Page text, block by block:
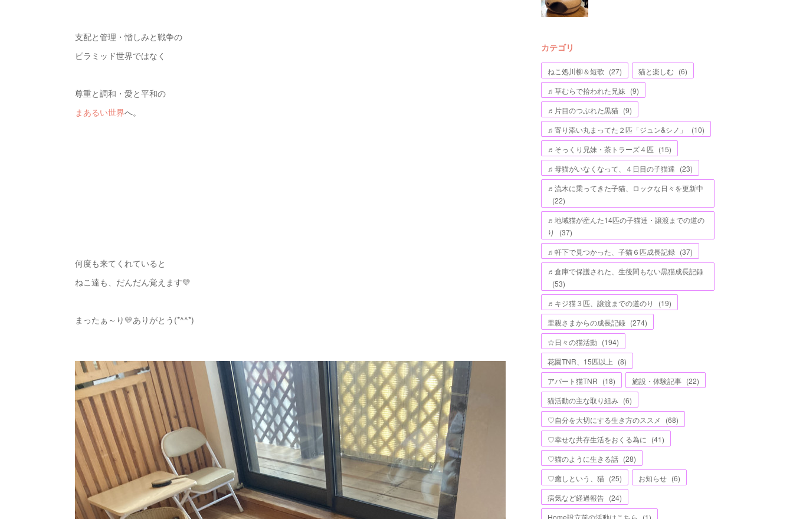
支配と管理・憎しみと戦争の
ピラミッド世界ではなく
尊重と調和・愛と平和の
まあるい世界へ。
何度も来てくれていると
ねこ達も、だんだん覚えます💛
まったぁ～り💛ありがとう(*^^*)
カテゴリ
ねこ処川柳＆短歌 (27) 猫と楽しむ (6)
♬草むらで拾われた兄妹 (9)
♬片目のつぶれた黒猫 (9)
♬寄り添い丸まってた２匹「ジュン&シノ」
(10)
♬そっくり兄妹・茶トラーズ４匹 (15)
♬母猫がいなくなって、４日目の子猫達 (23)
♬流木に乗ってきた子猫、ロックな日々を更新中
(22)
♬地域猫が産んた14匹の子猫達・譲渡までの道の
り
(37)
♬軒下で見つかった、子猫６匹成長記録 (37)
♬倉庫で保護された、生後間もない黒猫成長記録
(53)
♬キジ猫３匹、譲渡までの道のり
(19)
里親さまからの成長記録 (274)
☆日々の猫活動 (194)
花園TNR、15匹以上 (8)
アパート猫TNR (18) 施設・体験記事 (22)
猫活動の主な取り組み (6)
♡自分を大切にする生き方のススメ
(68)
♡幸せな共存生活をおくる為に (41)
♡猫のように生きる話 (28)
♡癒しという、猫 (25) お知らせ (6)
病気など経過報告 (24)
Home設立前の活動はこちら
(1)